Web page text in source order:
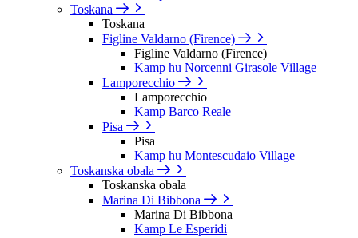
Toskana
Toskana
Figline Valdarno (Firence)
Figline Valdarno (Firence)
Kamp hu Norcenni Girasole Village
Lamporecchio
Lamporecchio
Kamp Barco Reale
Pisa
Pisa
Kamp hu Montescudaio Village
Toskanska obala
Toskanska obala
Marina Di Bibbona
Marina Di Bibbona
Kamp Le Esperidi